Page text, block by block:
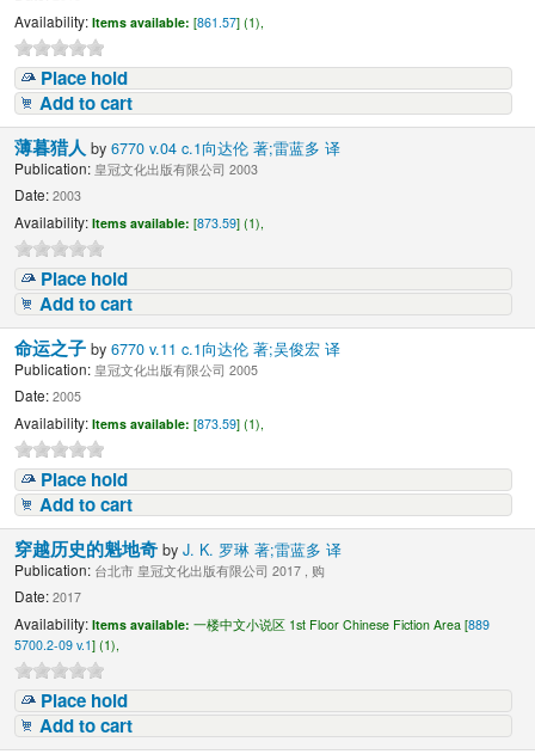
Availability: Items available: [861.57] (1),
Place hold
Add to cart
薄暮猎人by6770 v.04 c.1向达伦 著;雷蓝多 译
Publication: 皇冠文化出版有限公司 2003
Date: 2003
Availability: Items available: [873.59] (1),
Place hold
Add to cart
命运之子by6770 v.11 c.1向达伦 著;吴俊宏 译
Publication: 皇冠文化出版有限公司 2005
Date: 2005
Availability: Items available: [873.59] (1),
Place hold
Add to cart
穿越历史的魁地奇byJ. K. 罗琳 著;雷蓝多 译
Publication: 台北市 皇冠文化出版有限公司 2017 , 购
Date: 2017
Availability: Items available: 一楼中文小说区 1st Floor Chinese Fiction Area [889
5700.2-09 v.1] (1),
Place hold
Add to cart